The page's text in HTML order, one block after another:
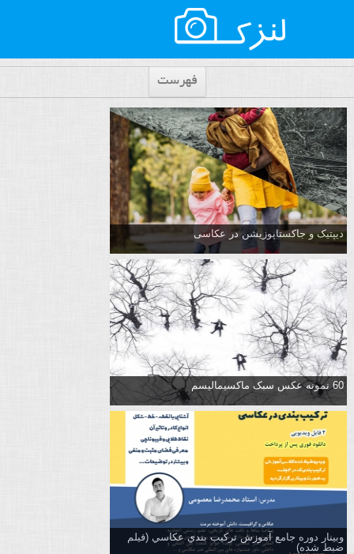
فهرست
دیپتیک و جاکستا‌پوزیشن در عکاسی
60 نمونه عکس سبک ماکسیمالیسم
وبینار دوره جامع آموزش تركيب بندي عكاسي (فیلم
ضبط شده)